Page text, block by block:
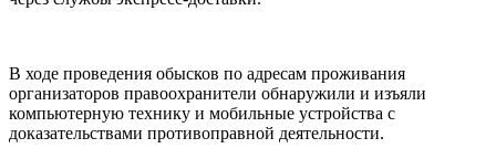
В ходе проведения обысков по адресам проживания
организаторов правоохранители обнаружили и изъяли
компьютерную технику и мобильные устройства с
доказательствами противоправной деятельности.